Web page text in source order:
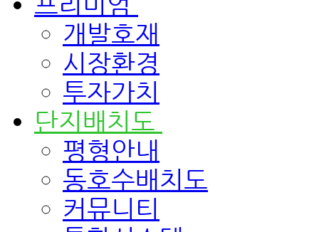
개발호재
시장환경
투자가치
단지배치도
평형안내
동호수배치도
커뮤니티